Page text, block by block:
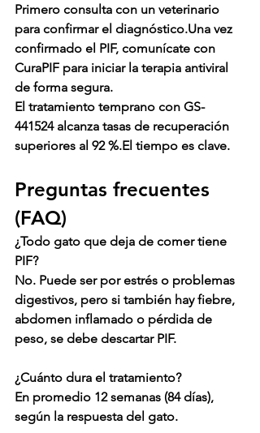
Primero consulta con un veterinario
para confirmar el diagnóstico.Una vez
confirmado el PIF, comunícate con
CuraPIF para iniciar la terapia antiviral
de forma segura.
El tratamiento temprano con GS-
441524 alcanza tasas de recuperación
superiores al 92 %.El tiempo es clave.
Preguntas frecuentes
(FAQ)
¿Todo gato que deja de comer tiene
PIF?
No. Puede ser por estrés o problemas
digestivos, pero si también hay fiebre,
abdomen inflamado o pérdida de
peso, se debe descartar PIF.
¿Cuánto dura el tratamiento?
En promedio 12 semanas (84 días),
según la respuesta del gato.